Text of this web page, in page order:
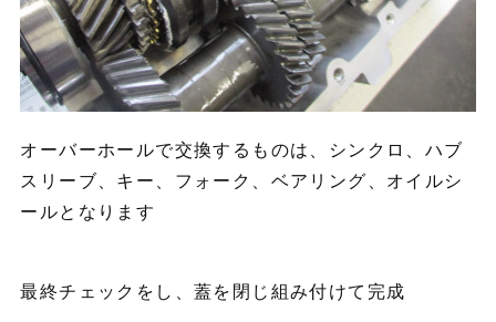
オーバーホールで交換するものは、シンクロ、ハブ
スリーブ、キー、フォーク、ベアリング、オイルシ
ールとなります
最終チェックをし、蓋を閉じ組み付けて完成